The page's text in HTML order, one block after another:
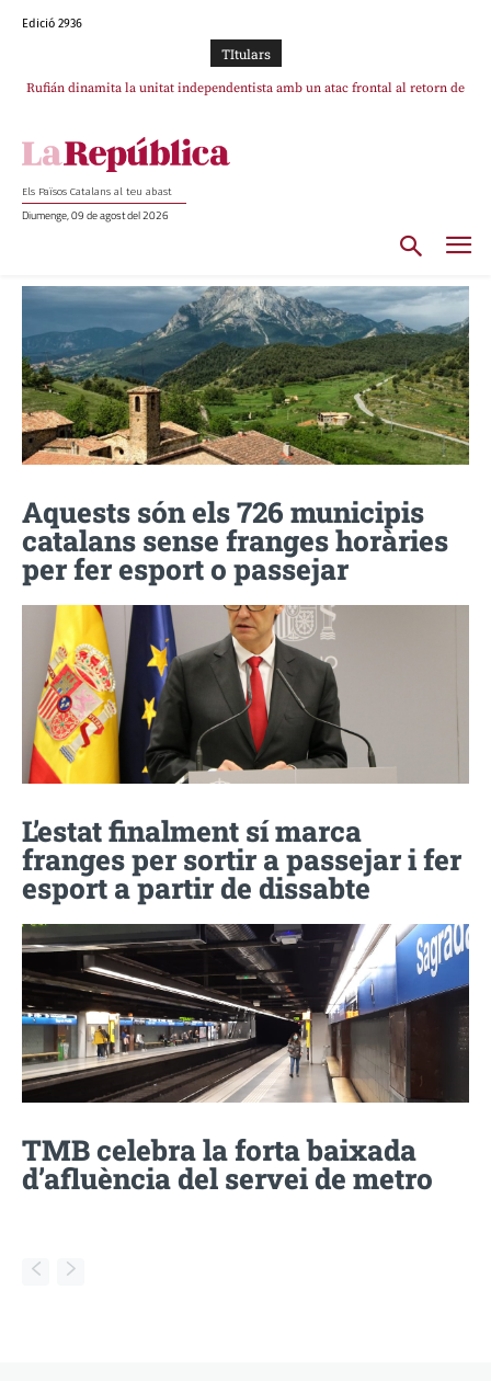
Edició 2936
TItulars
Rufián dinamita la unitat independentista amb un atac frontal al retorn de
Els Països Catalans al teu abast
Diumenge, 09 de agost del 2026
Aquests són els 726 municipis
catalans sense franges horàries
per fer esport o passejar
L’estat finalment sí marca
franges per sortir a passejar i fer
esport a partir de dissabte
TMB celebra la forta baixada
d’afluència del servei de metro